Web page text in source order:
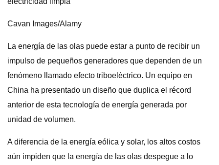
Cavan Images/Alamy
La energía de las olas puede estar a punto de recibir un
impulso de pequeños generadores que dependen de un
fenómeno llamado efecto triboeléctrico. Un equipo en
China ha presentado un diseño que duplica el récord
anterior de esta tecnología de energía generada por
unidad de volumen.
A diferencia de la energía eólica y solar, los altos costos
aún impiden que la energía de las olas despegue a lo